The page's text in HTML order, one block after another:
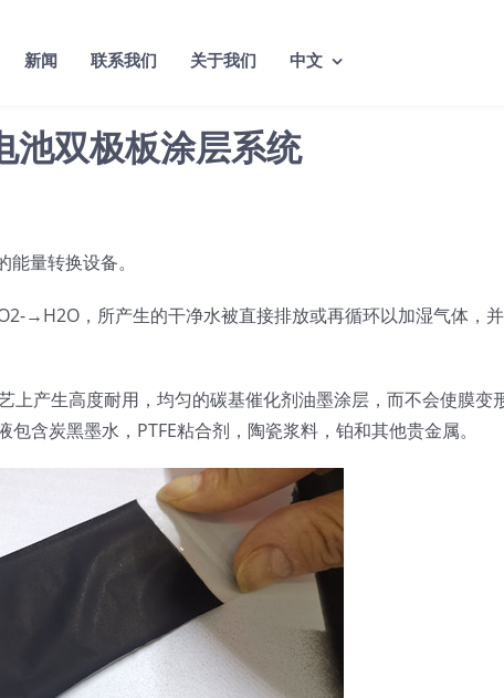
新闻 联系我们 关于我们 中文
池双极板涂层系统
量转换设备。
→H2O，所产生的干净水被直接排放或再循环以加湿气体，
产生高度耐用，均匀的碳基催化剂油墨涂层，而不会使膜变
含炭黑墨水，PTFE粘合剂，陶瓷浆料，铂和其他贵金属。